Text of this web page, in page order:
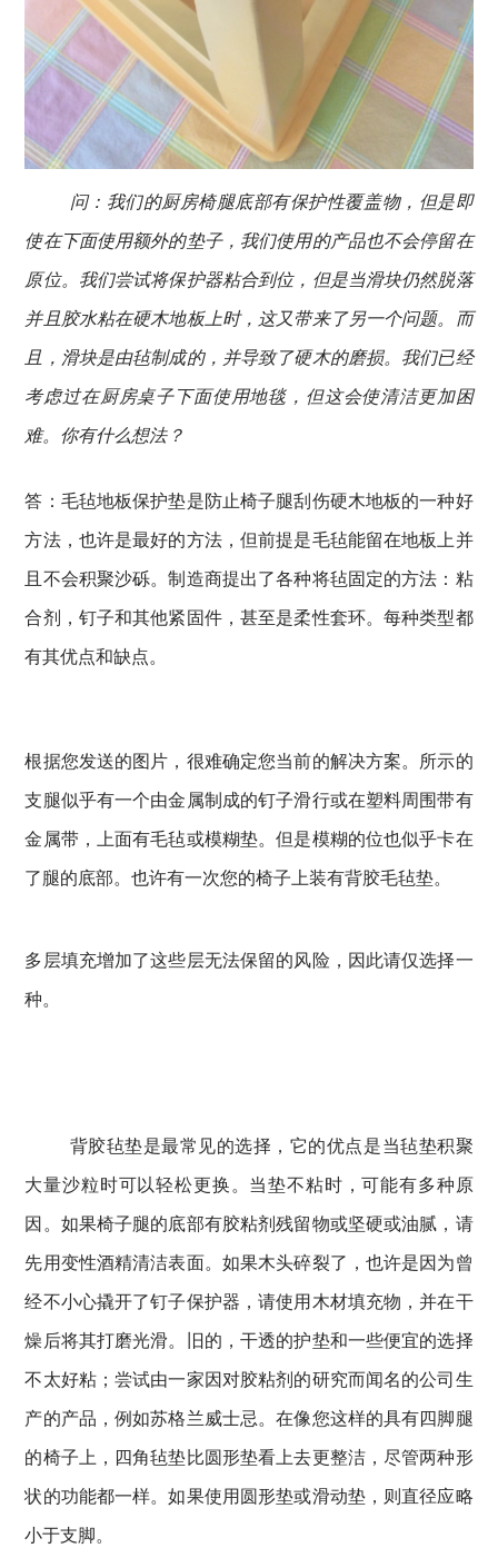
问： 我们的厨房椅腿底部有保护性覆盖物，但是即
使在下面使用额外的垫子，我们使用的产品也不会停留在
原位。 我们尝试将保护器粘合到位，但是当滑块仍然脱落
并且胶水粘在硬木地板上时，这又带来了另一个问题。
而
且，滑块是由毡制成的，并导致了硬木的磨损。 我们已经
考虑过在厨房桌子下面使用地毯，但这会使清洁更加困
难。 你有什么想法？
答： 毛毡地板保护垫是防止椅子腿刮伤硬木地板的一种好
方法，也许是最好的方法，但前提是毛毡能留在地板上并
且不会积聚沙砾。制造商提出了各种将毡固定的方法：粘
合剂，钉子和其他紧固件，甚至是柔性套环。每种类型都
有其优点和缺点。
根据您发送的图片，很难确定您当前的解决方案。 所示的
支腿似乎有一个由金属制成的钉子滑行或在塑料周围带有
金属带，上面有毛毡或模糊垫。但是模糊的位也似乎卡在
了腿的底部。也许有一次您的椅子上装有背胶毛毡垫。
多层填充增加了这些层无法保留的风险，因此请仅选择一
种。
背胶毡垫是最常见的选择，它的优点是当毡垫积聚
大量沙粒时可以轻松更换。 当垫不粘时，可能有多种原
因。 如果椅子腿的底部有胶粘剂残留物或坚硬或油腻，请
先用变性酒精清洁表面。 如果木头碎裂了，也许是因为曾
经不小心撬开了钉子保护器，请使用木材填充物，并在干
燥后将其打磨光滑。 旧的，干透的护垫和一些便宜的选择
不太好粘； 尝试由一家因对胶粘剂的研究而闻名的公司生
产的产品，例如苏格兰威士忌。在像您这样的具有四脚腿
的椅子上，四角毡垫比圆形垫看上去更整洁，尽管两种形
状的功能都一样。如果使用圆形垫或滑动垫，则直径应略
小于支脚。